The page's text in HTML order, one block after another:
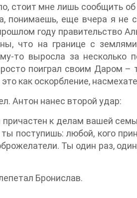
стоит мне лишь сообщить
понимаешь, еще вчера я не
году правительство
что на границе с
то выросла за несколько
поиграл своим Даром –
как оскорбление,
Антон нанес второй удар:
причастен к делам вашей
поступишь: любой, кого
Ты один раз,
Бронислав.